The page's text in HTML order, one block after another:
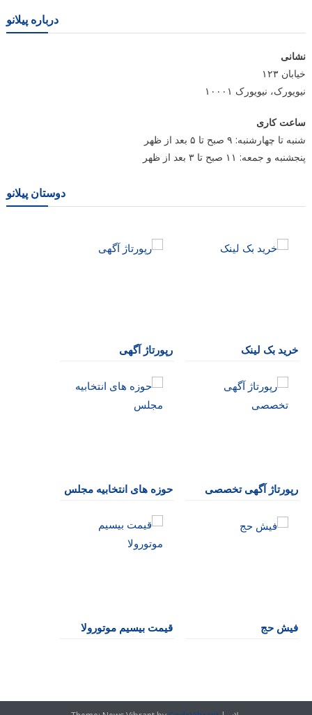
درباره پیلانو
نشانی
خیابان ۱۲۳
نیویورک، نیویورک ۱۰۰۰۱
ساعت کاری
شنبه تا چهارشنبه: ۹ صبح تا ۵ بعد از ظهر
پنجشنبه و جمعه: ۱۱ صبح تا ۳ بعد از ظهر
دوستان پیلانو
خرید بک لینک رپورتاژ آگهی
رپورتاژ آگهی تخصصی حوزه های انتخابیه مجلس
فیش حج قیمت بیسیم موتورولا